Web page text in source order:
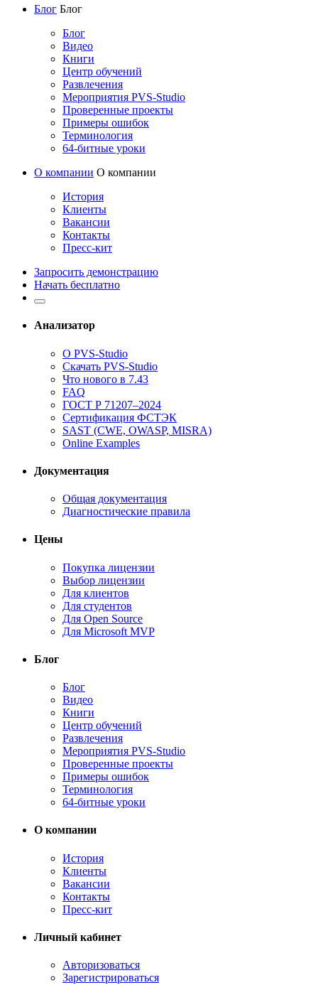
Блог Блог
Блог
Видео
Книги
Центр обучений
Развлечения
Мероприятия PVS-Studio
Проверенные проекты
Примеры ошибок
Терминология
64-битные уроки
О компании О компании
История
Клиенты
Вакансии
Контакты
Пресс-кит
Запросить демонстрацию
Начать бесплатно
Анализатор
О PVS-Studio
Скачать PVS-Studio
Что нового в 7.43
FAQ
ГОСТ Р 71207–2024
Сертификация ФСТЭК
SAST (CWE, OWASP, MISRA)
Online Examples
Документация
Общая документация
Диагностические правила
Цены
Покупка лицензии
Выбор лицензии
Для клиентов
Для студентов
Для Open Source
Для Microsoft MVP
Блог
Блог
Видео
Книги
Центр обучений
Развлечения
Мероприятия PVS-Studio
Проверенные проекты
Примеры ошибок
Терминология
64-битные уроки
О компании
История
Клиенты
Вакансии
Контакты
Пресс-кит
Личный кабинет
Авторизоваться
Зарегистрироваться